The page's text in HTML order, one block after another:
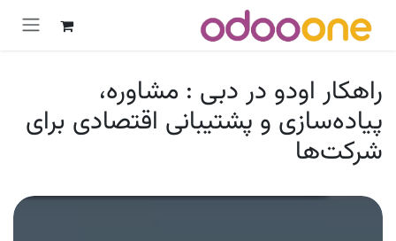
راهکار اودو در دبی : مشاوره،
پیاده‌سازی و پشتیبانی اقتصادی برای
شرکت‌ها